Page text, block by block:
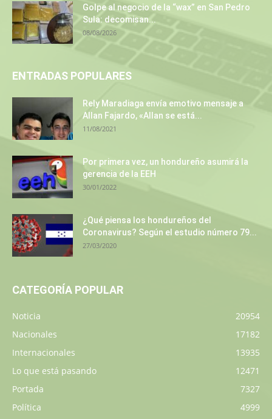
Golpe al negocio de la “wax” en San Pedro
Sula: decomisan...
08/08/2026
ENTRADAS POPULARES
Rely Maradiaga envía emotivo mensaje a
Allan Fajardo, «Allan se está...
11/08/2021
Por primera vez, un hondureño asumirá la
gerencia de la EEH
30/01/2022
¿Qué piensa los hondureños del
Coronavirus? Según el estudio número 79...
27/03/2020
CATEGORÍA POPULAR
Noticia
20954
Nacionales
17182
Internacionales
13935
Lo que está pasando
12471
Portada
7327
Política
4999